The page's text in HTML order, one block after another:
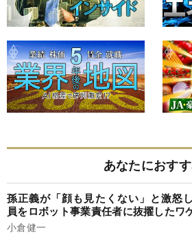
あなたにおす
孫正義が「顔も見たくない」と激怒
員をロボット事業責任者に抜擢したワ
小倉健一